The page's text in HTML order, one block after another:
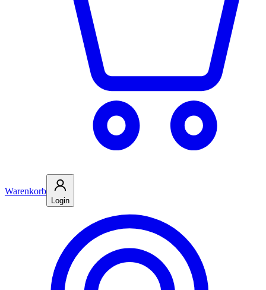
Warenkorb
Login